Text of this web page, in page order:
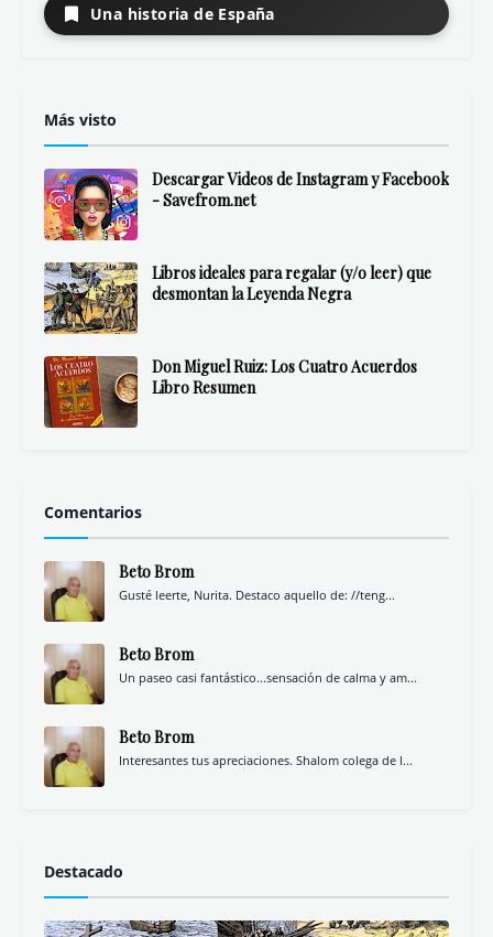
Una historia de España
Más visto
Descargar Videos de Instagram y Facebook
- Savefrom.net
Libros ideales para regalar (y/o leer) que
desmontan la Leyenda Negra
Don Miguel Ruiz: Los Cuatro Acuerdos
Libro Resumen
Comentarios
Beto Brom
Gusté leerte, Nurita. Destaco aquello de: //teng...
Beto Brom
Un paseo casi fantástico...sensación de calma y am...
Beto Brom
Interesantes tus apreciaciones. Shalom colega de l...
Destacado